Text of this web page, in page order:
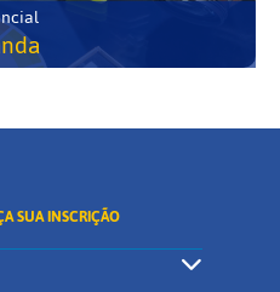
SUA INSCRIÇÃO